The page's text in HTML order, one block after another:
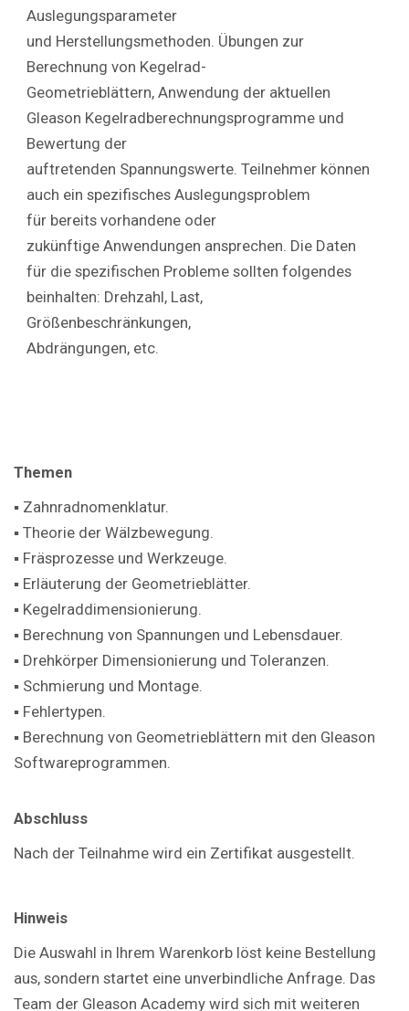
Auslegungsparameter
und Herstellungsmethoden. Übungen zur
Berechnung von Kegelrad-
Geometrieblättern, Anwendung der aktuellen
Gleason Kegelradberechnungsprogramme und
Bewertung der
auftretenden Spannungswerte. Teilnehmer können
auch ein spezifisches Auslegungsproblem
für bereits vorhandene oder
zukünftige Anwendungen ansprechen. Die Daten
für die spezifischen Probleme sollten folgendes
beinhalten: Drehzahl, Last,
Größenbeschränkungen,
Abdrängungen, etc.
Themen
▪ Zahnradnomenklatur.
▪ Theorie der Wälzbewegung.
▪ Fräsprozesse und Werkzeuge.
▪ Erläuterung der Geometrieblätter.
▪ Kegelraddimensionierung.
▪ Berechnung von Spannungen und Lebensdauer.
▪ Drehkörper Dimensionierung und Toleranzen.
▪ Schmierung und Montage.
▪ Fehlertypen.
▪ Berechnung von Geometrieblättern mit den Gleason
Softwareprogrammen.
Abschluss
Nach der Teilnahme wird ein Zertifikat ausgestellt.
Hinweis
Die Auswahl in Ihrem Warenkorb löst keine Bestellung
aus, sondern startet eine unverbindliche Anfrage. Das
Team der Gleason Academy wird sich mit weiteren